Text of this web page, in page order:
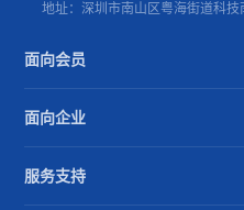
地址：深圳市南山区粤海街道科
面向会员
面向企业
服务支持